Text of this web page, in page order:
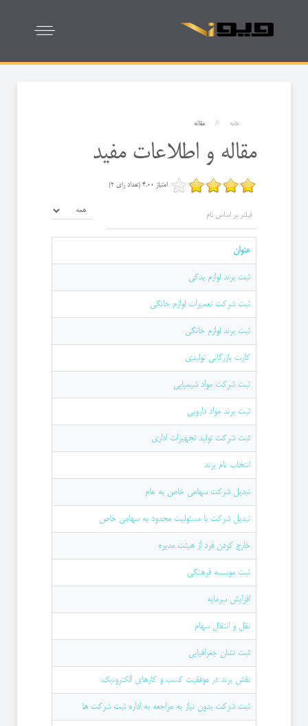
خانه مقاله
مقاله و اطلاعات مفید
امتیاز 4.00 (تعداد رای 2)
فیلتر بر اساس نام نمایش #
عنوان
ثبت برند لوازم یدکی
ثبت شرکت تعمیرات لوازم خانگی
ثبت برند لوازم خانگی
کارت بازرگانی تولیدی
ثبت شرکت مواد شیمیایی
ثبت برند مواد دارویی
ثبت شرکت تولید تجهیزات اداری
انتخاب نام برند
تبدیل شرکت سهامی خاص به عام
تبديل شركت با مسئوليت محدود به سهامی خاص
خارج کردن فرد از هیئت مدیره
ثبت موسسه فرهنگی
افزایش سرمایه
نقل و انتقال سهام
ثبت نشان جغرافیایی
نقش برند در موفقیت کسب و کارهای الکترونیک
ثبت شرکت بدون نیاز به مراجعه به اداره ثبت شرکت ها